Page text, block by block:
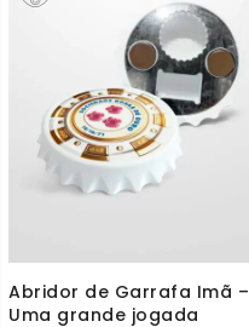
Abridor de Garrafa Imã –
Uma grande jogada